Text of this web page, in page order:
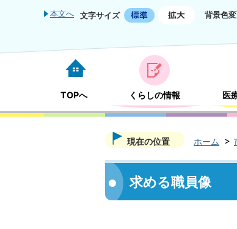
本文へ 文字サイズ 背景色
TOPへ くらしの情報 医
現在の位置 ホーム
求める職員像